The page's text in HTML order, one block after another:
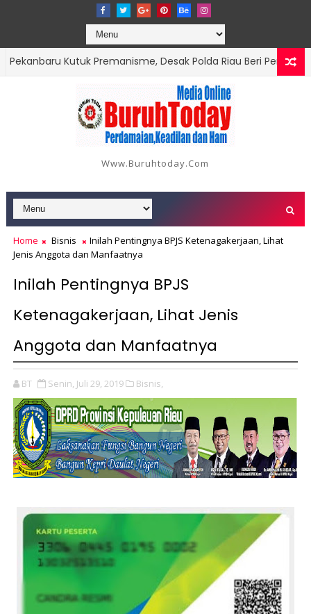
Kutuk Premanisme, Desak Polda Riau Beri Perlindungan
Tersangka Perusak Mangrove Sagulung Diduga
Www.buruhtoday.com
Home Bisnis
Inilah Pentingnya BPJS Ketenagakerjaan, Lihat
Jenis Anggota dan Manfaatnya
Inilah Pentingnya BPJS
Ketenagakerjaan, Lihat Jenis
Anggota dan Manfaatnya
BT Senin, Juli 29, 2019 Bisnis,